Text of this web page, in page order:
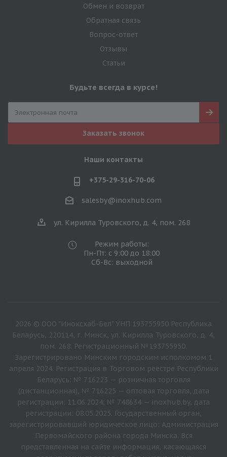
Обмен и возврат
Обратная связь
Вопрос-ответ
Отзывы
Статьи
Будьте всегда в курсе!
Заказать звонок
Наши контакты
+375-29-316-70-06
salesby@inoxhub.com
ул. Кирилла Туровского, д. 4, пом. 268
Режим работы:
Пн-Пт: с 9:00 до 18:00
Сб-Вс: выходной
2026 © ООО "Иноксхаб-Бел" УНП 193755950 Республика
Беларусь, 220114, г. Минск, ул. Кирилла Туровского, д. 4,
пом. 268. Регистрационный №193755950.
Зарегистрировано Минским городским исполкомом 1
апреля 2024. Регистрация в Торговом реестре Республики
Беларусь: № 716223 — розничная торговля
(дистанционная), № 716225 — оптовая торговля, дата
регистрации: 11.06.2024; № 748634 — inoxhub.by, дата
регистрации: 08.05.2025. Государственный орган,
зарегистрировавший юридическое лицо: Администрация
Первомайского района города Минска. Вся
представленная на сайте информация, касающаяся